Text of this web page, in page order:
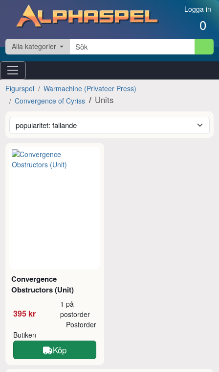
Hoppa till innehåll Logga in
0
Alla kategorier
Figurspel
Warmachine (Privateer Press)
Convergence of Cyriss
Units
Convergence
Obstructors (Unit)
395 kr
1 på
postorder
Butiken
Postorder
Köp